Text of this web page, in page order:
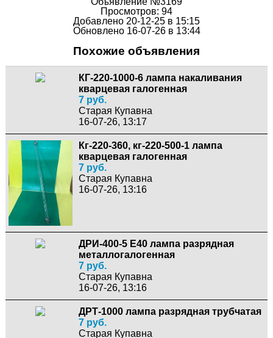
Просмотров: 94
Добавлено 20-12-25 в 15:15
Обновлено 16-07-26 в 13:44
Похожие объявления
КГ-220-1000-6 лампа накаливания
кварцевая галогенная
7 руб.
Старая Купавна
16-07-26, 13:17
Кг-220-360, кг-220-500-1 лампа
кварцевая галогенная
7 руб.
Старая Купавна
16-07-26, 13:16
ДРИ-400-5 Е40 лампа разрядная
металлогалогенная
7 руб.
Старая Купавна
16-07-26, 13:16
ДРТ-1000 лампа разрядная трубчатая
7 руб.
Старая Купавна